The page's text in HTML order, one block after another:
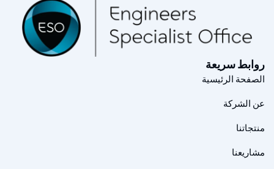
روابط سريعة
الصفحة الرئيسية
عن الشركة
منتجاتنا
مشاريعنا